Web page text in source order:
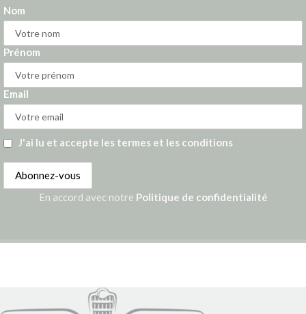
Nom
Prénom
Email
J'ai lu et accepte les termes et les conditions
En accord avec notre Politique de confidentialité